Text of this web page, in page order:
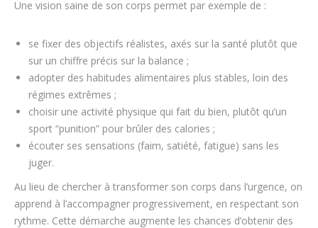
Une vision saine de son corps permet par exemple de :
se fixer des objectifs réalistes, axés sur la santé plutôt que
sur un chiffre précis sur la balance ;
adopter des habitudes alimentaires plus stables, loin des
régimes extrêmes ;
choisir une activité physique qui fait du bien, plutôt qu’un
sport “punition” pour brûler des calories ;
écouter ses sensations (faim, satiété, fatigue) sans les
juger.
Au lieu de chercher à transformer son corps dans l’urgence, on
apprend à l’accompagner progressivement, en respectant son
rythme. Cette démarche augmente les chances d’obtenir des